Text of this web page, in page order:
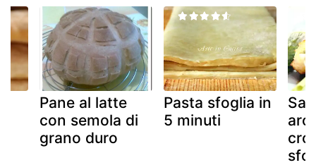
Pane al latte
con semola di
grano duro
Pasta sfoglia in
5 minuti